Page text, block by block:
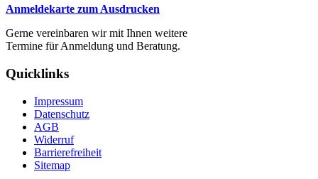
Anmeldekarte zum Ausdrucken
Gerne vereinbaren wir mit Ihnen weitere
Termine für Anmeldung und Beratung.
Quicklinks
Impressum
Datenschutz
AGB
Widerruf
Barrierefreiheit
Sitemap